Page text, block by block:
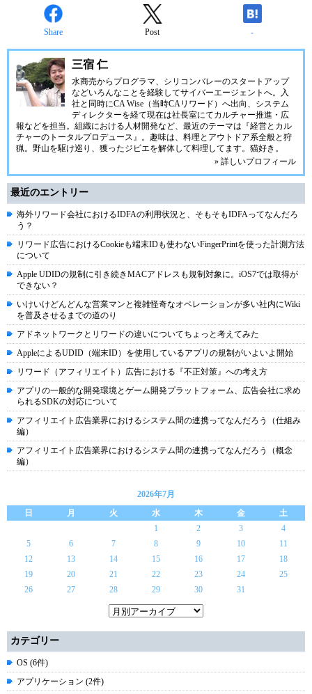
Share Post -
三宿 仁
水商売からプログラマ、シリコンバレーのスタートアップ
などいろんなことを経験してサイバーエージェントへ。入
社と同時にCA Wise（当時CAリワード）へ出向、システム
ディレクターを経て現在は社長室にてカルチャー推進・広
報などを担当。組織における人材開発など、最近のテーマは『経営とカル
チャーのトータルプロデュース』。趣味は、料理とアウトドア系全般と狩
猟。野山を駆け巡り、獲ったジビエを解体して料理してます。猫好き。
» 詳しいプロフィール
最近のエントリー
海外リワード会社におけるIDFAの利用状況と、そもそもIDFAってなんだろ
う？
リワード広告におけるCookieも端末IDも使わないFingerPrintを使った計測方法
について
Apple UDIDの規制に引き続きMACアドレスも規制対象に。iOS7では取得が
できない？
いけいけどんどんな営業マンと複雑怪奇なオペレーションが多い社内にWiki
を普及させるまでの道のり
アドネットワークとリワードの違いについてちょっと考えてみた
AppleによるUDID（端末ID）を使用しているアプリの規制がいよいよ開始
リワード（アフィリエイト）広告における『不正対策』への考え方
アプリの一般的な開発環境とゲーム開発プラットフォーム、広告会社に求め
られるSDKの対応について
アフィリエイト広告業界におけるシステム間の連携ってなんだろう（仕組み
編）
アフィリエイト広告業界におけるシステム間の連携ってなんだろう（概念
編）
2026年7月
日
月 火 水 木 金
土
1
2 3
4
5
6 7 8 9 10
11
12
13 14 15 16 17
18
19
20 21 22 23 24
25
26
27 28 29 30 31
カテゴリー
OS (6件)
アプリケーション (2件)